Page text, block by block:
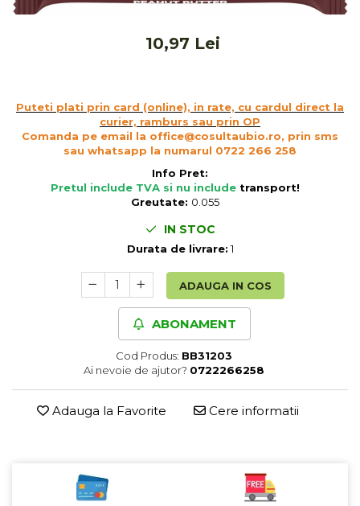
Ceai vrac
Vinuri, bere si alte bauturi
Siropuri naturale
Carbogazoase
Seminte bio pentru germinat
Seminte din plante oleaginoase
Superalimente bio
Cereale, fulgi din cereale, mic
dejun
Lactate
Produse din carne
10,97 Lei
Puteti plati prin card (online), in rate, cu cardul direct la
curier, ramburs sau prin OP
Comanda pe email la office@cosultaubio.ro, prin sms
sau whatsapp la numarul 0722 266 258
Info Pret:
Pretul include TVA si nu include transport!
Greutate: 0.055
IN STOC
Durata de livrare:1
ADAUGA IN COS
ABONAMENT
Cod Produs: BB31203
Ai nevoie de ajutor? 0722266258
Adauga la Favorite Cere informatii